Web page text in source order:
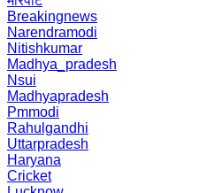
Breakingnews
Narendramodi
Nitishkumar
Madhya_pradesh
Nsui
Madhyapradesh
Pmmodi
Rahulgandhi
Uttarpradesh
Haryana
Cricket